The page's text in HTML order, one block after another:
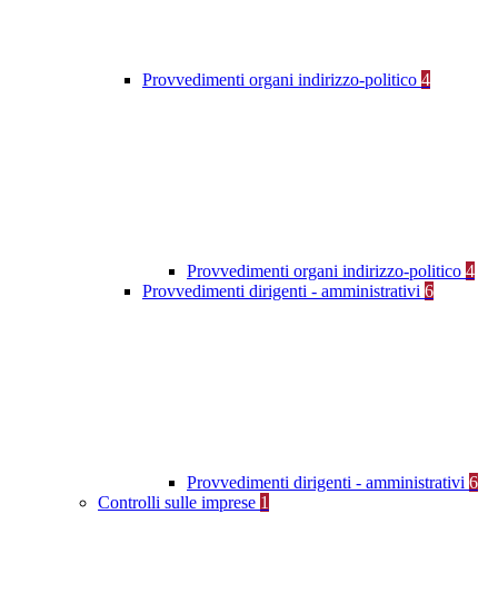
Provvedimenti organi indirizzo-politico 4
Provvedimenti organi indirizzo-politico 4
Provvedimenti dirigenti - amministrativi 6
Provvedimenti dirigenti - amministrativi 6
Controlli sulle imprese 1